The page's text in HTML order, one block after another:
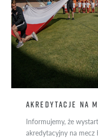
AKREDYTACJE NA
Informujemy, że
akredytacyjny na mecz